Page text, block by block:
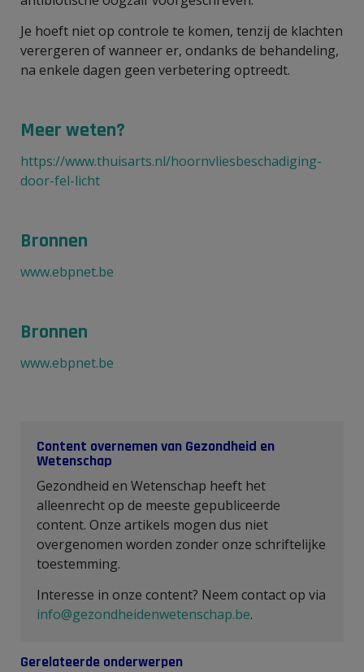
Je hoeft niet op controle te komen, tenzij de klachten
verergeren of wanneer er, ondanks de behandeling,
na enkele dagen geen verbetering optreedt.
Meer weten?
https://www.thuisarts.nl/hoornvliesbeschadiging-
door-fel-licht
Bronnen
www.ebpnet.be
Bronnen
www.ebpnet.be
Content overnemen van Gezondheid en
Wetenschap
Gezondheid en Wetenschap heeft het
alleenrecht op de meeste gepubliceerde
content. Onze artikels mogen dus niet
overgenomen worden zonder onze schriftelijke
toestemming.
Interesse in onze content? Neem contact op via
info@gezondheidenwetenschap.be.
Gerelateerde onderwerpen